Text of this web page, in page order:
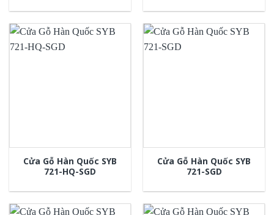
Cửa Gỗ Hàn Quốc SYB
721-HQ-SGD
Cửa Gỗ Hàn Quốc SYB
721-SGD